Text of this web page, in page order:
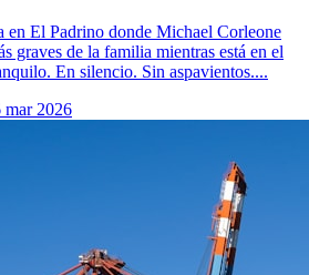
en El Padrino donde Michael Corleone
graves de la familia mientras está en el
En silencio. Sin aspavientos....
mar 2026